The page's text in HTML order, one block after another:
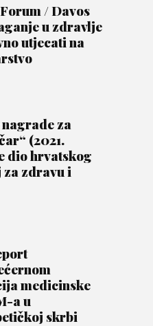
/ Davos
u zdravlje
utjecati na
za
(2021.
dio hrvatskog
zdravu i
medicinske
a u
skrbi